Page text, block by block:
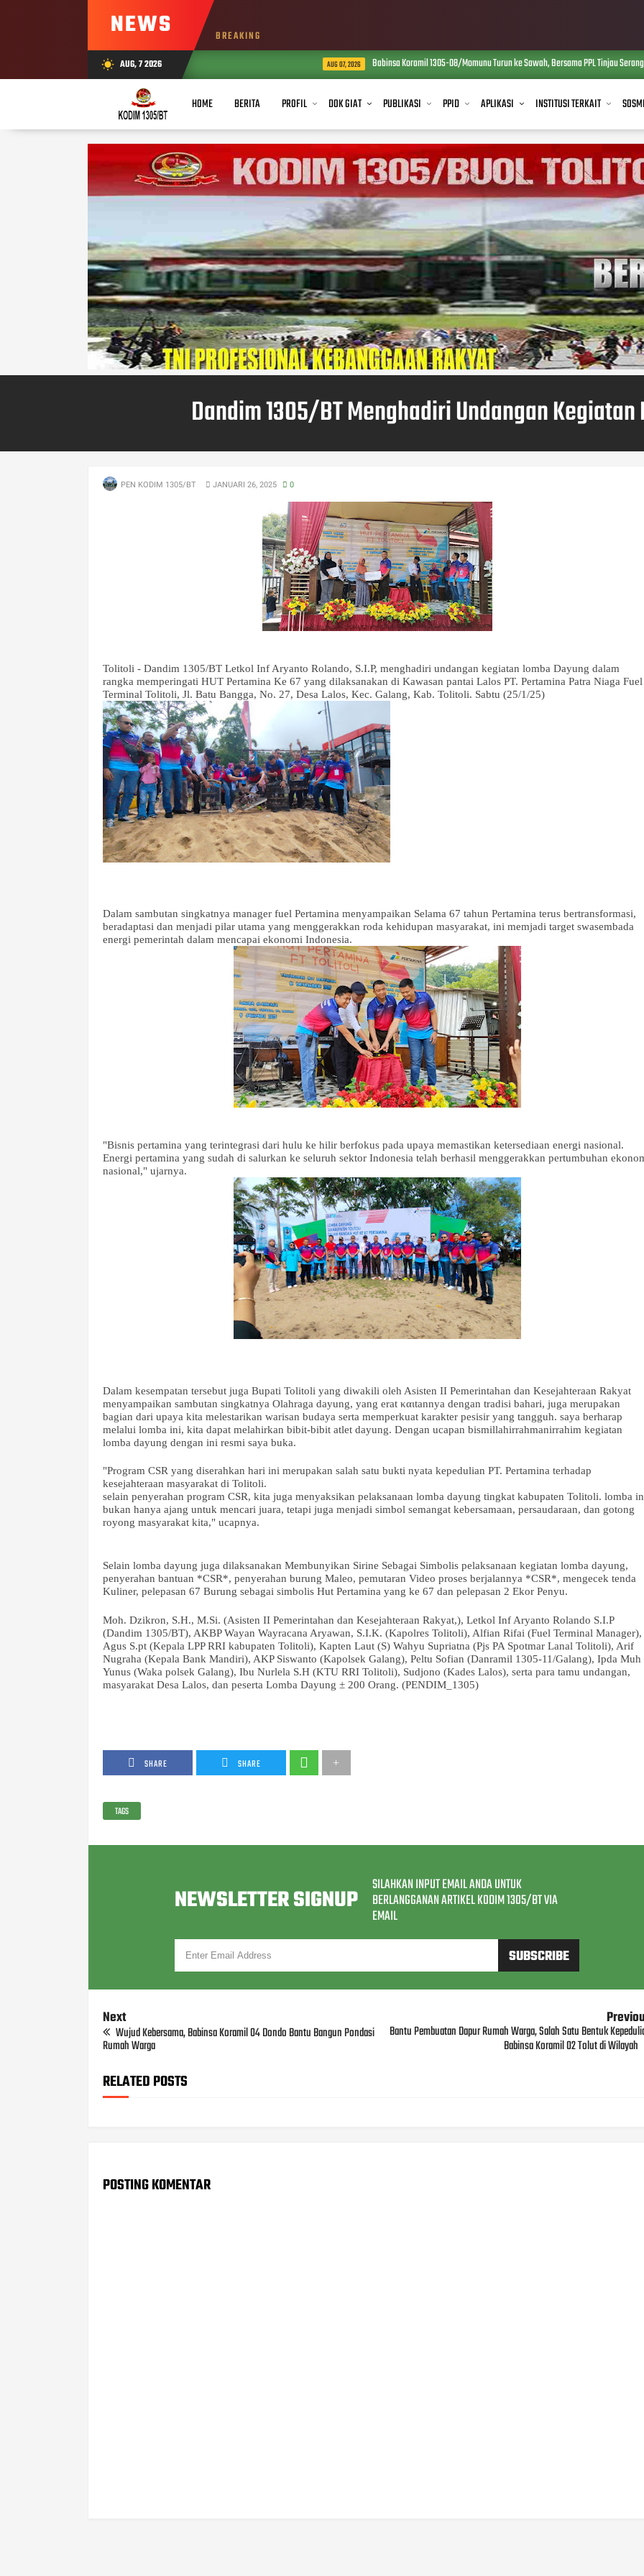
NEWS BREAKING
wb_sunny AUG, 7 2026 Babinsa Koramil 1305-08/Momunu Turun ke Sawah, Bersama PPL Tinjau Serangan
HOME BERITA PROFIL DOK GIAT PUBLIKASI PPID APLIKASI INSTITUSI TERKAIT
Dandim 1305/BT Menghadiri Undangan Kegiatan
PEN KODIM 1305/BT JANUARI 26, 2025 0
Tolitoli - Dandim 1305/BT Letkol Inf Aryanto Rolando, S.I.P, menghadiri undangan kegiatan lomba Dayung dalam
rangka memperingati HUT Pertamina Ke 67 yang dilaksanakan di Kawasan pantai Lalos PT. Pertamina Patra Niaga Fuel
Terminal Tolitoli, Jl. Batu Bangga, No. 27, Desa Lalos, Kec. Galang, Kab. Tolitoli. Sabtu (25/1/25)
Dalam sambutan singkatnya manager fuel Pertamina menyampaikan Selama 67 tahun Pertamina terus bertransformasi,
beradaptasi dan menjadi pilar utama yang menggerakkan roda kehidupan masyarakat, ini memjadi target swasembada
energi pemerintah dalam mencapai ekonomi Indonesia.
"Bisnis pertamina yang terintegrasi dari hulu ke hilir berfokus pada upaya memastikan ketersediaan energi nasional.
Energi pertamina yang sudah di salurkan ke seluruh sektor Indonesia telah berhasil menggerakkan pertumbuhan
nasional," ujarnya.
Dalam kesempatan tersebut juga Bupati Tolitoli yang diwakili oleh Asisten II Pemerintahan dan Kesejahteraan Rakyat
menyampaikan sambutan singkatnya Olahraga dayung, yang erat καιtannya dengan tradisi bahari, juga merupakan
bagian dari upaya kita melestarikan warisan budaya serta memperkuat karakter pesisir yang tangguh. saya berharap
melalui lomba ini, kita dapat melahirkan bibit-bibit atlet dayung. Dengan ucapan bismillahirrahmanirrahim kegiatan
lomba dayung dengan ini resmi saya buka.
"Program CSR yang diserahkan hari ini merupakan salah satu bukti nyata kepedulian PT. Pertamina terhadap
kesejahteraan masyarakat di Tolitoli.
selain penyerahan program CSR, kita juga menyaksikan pelaksanaan lomba dayung tingkat kabupaten Tolitoli. lomba
bukan hanya ajang untuk mencari juara, tetapi juga menjadi simbol semangat kebersamaan, persaudaraan, dan gotong
royong masyarakat kita," ucapnya.
Selain lomba dayung juga dilaksanakan Membunyikan Sirine Sebagai Simbolis pelaksanaan kegiatan lomba dayung,
penyerahan bantuan *CSR*, penyerahan burung Maleo, pemutaran Video proses berjalannya *CSR*, mengecek tenda
Kuliner, pelepasan 67 Burung sebagai simbolis Hut Pertamina yang ke 67 dan pelepasan 2 Ekor Penyu.
Moh. Dzikron, S.H., M.Si. (Asisten II Pemerintahan dan Kesejahteraan Rakyat,), Letkol Inf Aryanto Rolando S.I.P
(Dandim 1305/BT), AKBP Wayan Wayracana Aryawan, S.I.K. (Kapolres Tolitoli), Alfian Rifai (Fuel Terminal Manager),
Agus S.pt (Kepala LPP RRI kabupaten Tolitoli), Kapten Laut (S) Wahyu Supriatna (Pjs PA Spotmar Lanal Tolitoli), Arif
Nugraha (Kepala Bank Mandiri), AKP Siswanto (Kapolsek Galang), Peltu Sofian (Danramil 1305-11/Galang), Ipda Muh
Yunus (Waka polsek Galang), Ibu Nurlela S.H (KTU RRI Tolitoli), Sudjono (Kades Lalos), serta para tamu undangan,
masyarakat Desa Lalos, dan peserta Lomba Dayung ± 200 Orang. (PENDIM_1305)
SHARE SHARE
TAGS
NEWSLETTER SIGNUP SILAHKAN INPUT EMAIL ANDA UNTUK
BERLANGGANAN ARTIKEL KODIM 1305/BT VIA
EMAIL
Next
Wujud Kebersama, Babinsa Koramil 04 Dondo Bantu Bangun Pondasi
Rumah Warga
Bantu Pembuatan Dapur Rumah Warga, Salah Satu Bentuk
Babinsa Koramil 02 Tolut di Wilayah
RELATED POSTS
POSTING KOMENTAR